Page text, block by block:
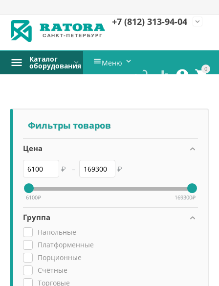
+7 (812) 313-94-04 expand_more
0


 
Каталог
оборудования Меню 
Фильтры товаров
Цена
₽ – ₽
6100₽ 169300₽
Группа
Напольные
Платформенные
Порционные
Счётные
Торговые